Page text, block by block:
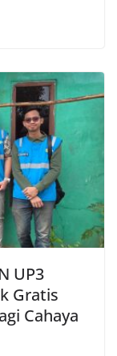
UP3
Gratis
Cahaya